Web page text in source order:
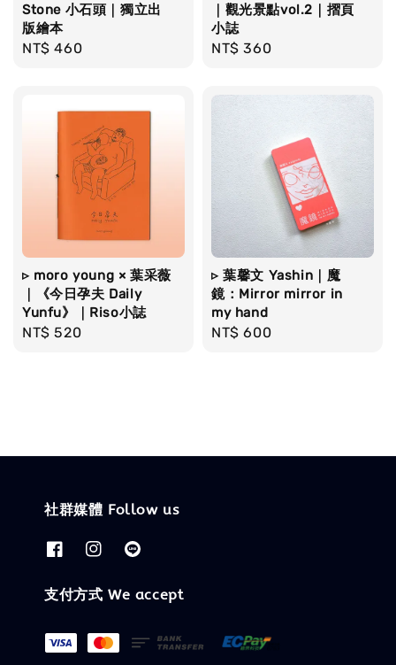
Stone 小石頭｜獨立出
版繪本
Regular
NT$ 460
｜觀光景點vol.2｜摺頁
小誌
Regular
NT$ 360
▹ moro young × 葉采薇
｜《今日孕夫 Daily
Yunfu》｜Riso小誌
Regular
NT$ 520
▹ 葉馨文 Yashin｜魔
鏡：Mirror mirror in
my hand
Regular
NT$ 600
社群媒體 Follow us
支付方式 We accept